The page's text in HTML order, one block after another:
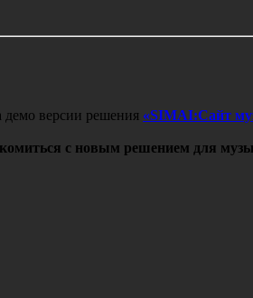
демо версии решения «SIMAI:Сайт
с новым решением для